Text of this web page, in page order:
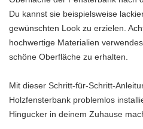
Du kannst sie beispielsweise
gewünschten Look zu erzielen.
hochwertige Materialien
schöne Oberfläche zu erhalten.
Mit dieser Schritt-für-Schritt-
Holzfensterbank problemlos
Hingucker in deinem Zuhause